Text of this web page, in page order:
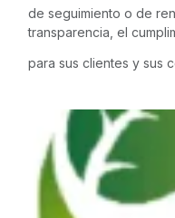
de seguimiento o de
transparencia, el
para sus clientes y sus